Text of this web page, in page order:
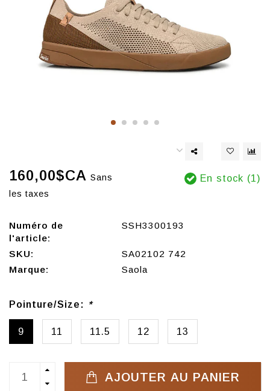
160,00$CA Sans
les taxes
En stock (1)
Numéro de
l'article:
SSH3300193
SKU:
SA02102 742
Marque:
Saola
Pointure/Size: *
9 11 11.5 12 13
AJOUTER AU PANIER